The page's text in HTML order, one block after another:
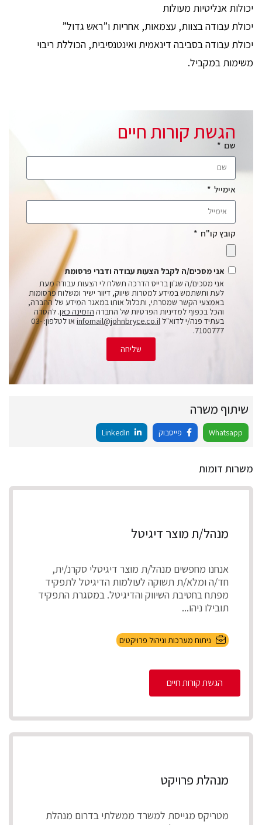
יכולות אנליטיות מעולות
יכולת עבודה בצוות, עצמאות, אחריות ו”ראש גדול”
יכולת עבודה בסביבה דינאמית ואינטנסיבית, הכוללת ריבוי
משימות במקביל.
הגשת קורות חיים
שם
אימייל
קובץ קו"ח
אני מסכים/ה לקבל הצעות עבודה ודברי פרסומת
אני מסכים/ה שג'ון ברייס הדרכה תשלח לי הצעות עבודה מעת
לעת ותשתמש במידע למטרות שיווק, דיוור ישיר ומשלוח פרסומות
באמצעי הקשר שמסרתי, ותכלול אותו במאגר המידע של החברה,
והכל בכפוף למדיניות הפרטיות של החברה הזמינה כאן. להסרה
בעתיד פנה/י לדוא"ל infomail@johnbryce.co.il
או לטלפון: 03-
7100777.
שליחה
שיתוף משרה
Whatsapp פייסבוק
משרות דומות
מנהל/ת מוצר דיגיטל
אנחנו מחפשים מנהל/ת מוצר דיגיטלי סקרנ/ית,
חד/ה ומלא/ת תשוקה לעולמות הדיגיטל לתפקיד
מפתח בחטיבת השיווק והדיגיטל. במסגרת התפקיד
תובילו ניהו...
ניתוח מערכות וניהול פרויקטים
הגשת קורות חיים
מנהלת פרויקט
מטריקס מגייסת למשרד ממשלתי בדרום מנהלת